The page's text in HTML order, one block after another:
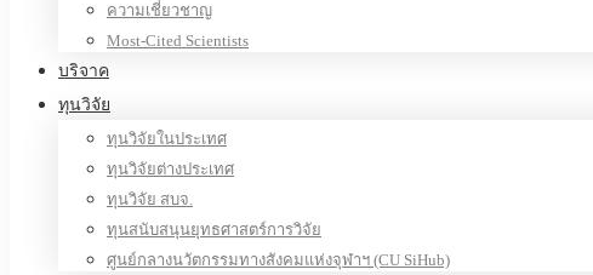
ความเชี่ยวชาญ
Most-Cited Scientists
บริจาค
ทุนวิจัย
ทุนวิจัยในประเทศ
ทุนวิจัยต่างประเทศ
ทุนวิจัย สบจ.
ทุนสนับสนุนยุทธศาสตร์การวิจัย
ศูนย์กลางนวัตกรรมทางสังคมแห่งจุฬาฯ (CU SiHub)